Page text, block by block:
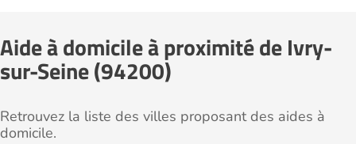
Aide à domicile à proximité de Ivry-
sur-Seine (94200)
Retrouvez la liste des villes proposant des aides à
domicile.